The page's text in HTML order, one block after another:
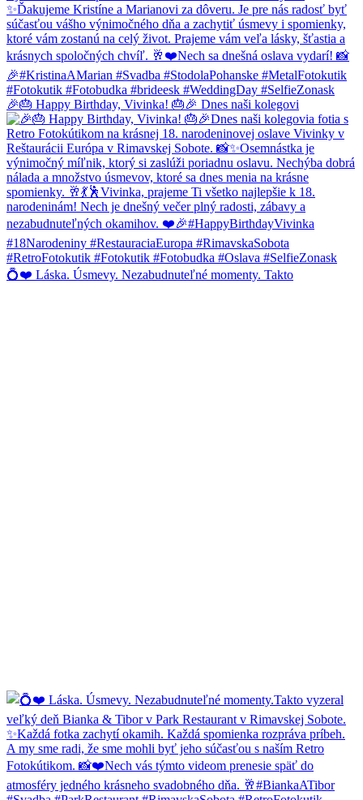
🎉🎂 Happy Birthday, Vivinka! 🎂🎉 Dnes naši kolegovi
💍❤️ Láska. Úsmevy. Nezabudnuteľné momenty. Takto